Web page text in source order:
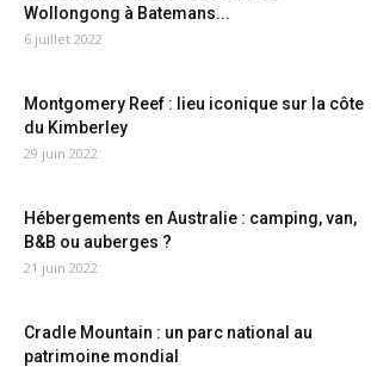
Wollongong à Batemans...
6 juillet 2022
Montgomery Reef : lieu iconique sur la côte
du Kimberley
29 juin 2022
Hébergements en Australie : camping, van,
B&B ou auberges ?
21 juin 2022
Cradle Mountain : un parc national au
patrimoine mondial